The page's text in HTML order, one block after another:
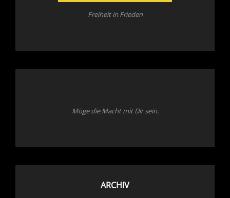
Freiheit in Frieden
Möge die Macht mit Dir sein.
ARCHIV